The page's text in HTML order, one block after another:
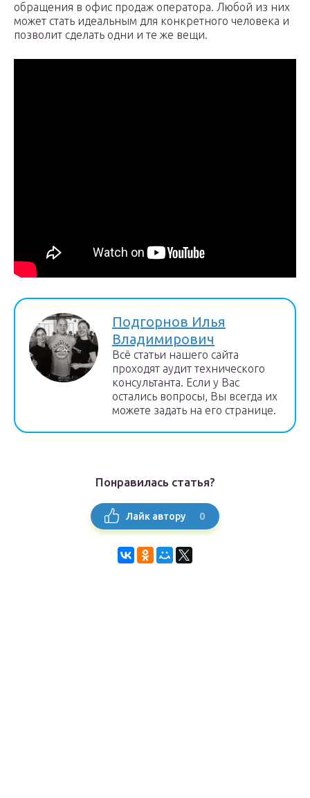
обращения в офис продаж оператора. Любой из них
может стать идеальным для конкретного человека и
позволит сделать одни и те же вещи.
Подгорнов Илья
Владимирович
Всё статьи нашего сайта
проходят аудит технического
консультанта. Если у Вас
остались вопросы, Вы всегда их
можете задать на его странице.
Понравилась статья?
Лайк автору 0